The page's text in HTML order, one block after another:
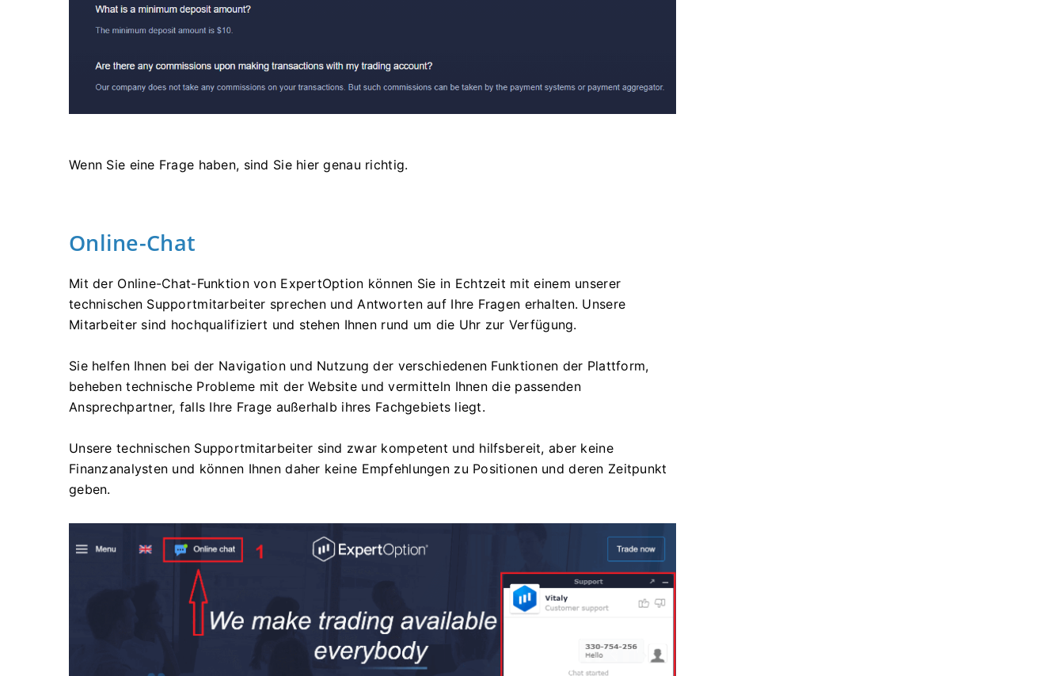
Wenn Sie eine Frage haben, sind Sie hier genau richtig.
Online-Chat
Mit der Online-Chat-Funktion von ExpertOption können Sie in Echtzeit mit einem unserer
technischen Supportmitarbeiter sprechen und Antworten auf Ihre Fragen erhalten. Unsere
Mitarbeiter sind hochqualifiziert und stehen Ihnen rund um die Uhr zur Verfügung.
Sie helfen Ihnen bei der Navigation und Nutzung der verschiedenen Funktionen der Plattform,
beheben technische Probleme mit der Website und vermitteln Ihnen die passenden
Ansprechpartner, falls Ihre Frage außerhalb ihres Fachgebiets liegt.
Unsere technischen Supportmitarbeiter sind zwar kompetent und hilfsbereit, aber keine
Finanzanalysten und können Ihnen daher keine Empfehlungen zu Positionen und deren Zeitpunkt
geben.